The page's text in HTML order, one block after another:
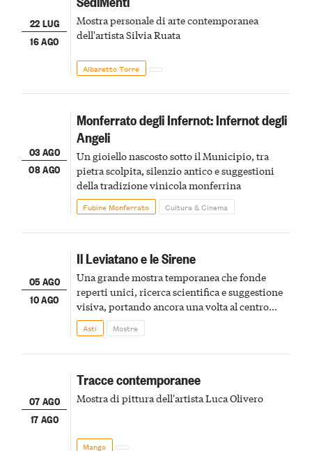
22 LUG
16 AGO
Mostra personale di arte contemporanea
dell'artista Silvia Ruata
Albaretto Torre
03 AGO
08 AGO
Monferrato degli Infernot: Infernot degli
Angeli
Un gioiello nascosto sotto il Municipio, tra
pietra scolpita, silenzio antico e suggestioni
della tradizione vinicola monferrina
Fubine Monferrato Cultura & Cinema
05 AGO
10 AGO
Il Leviatano e le Sirene
Una grande mostra temporanea che fonde
reperti unici, ricerca scientifica e suggestione
visiva, portando ancora una volta al centro
della scena le meraviglie del passato astigiano
Asti Mostre
07 AGO
17 AGO
Tracce contemporanee
Mostra di pittura dell'artista Luca Olivero
Mango